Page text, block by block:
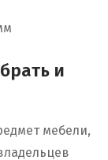
и
мебели,